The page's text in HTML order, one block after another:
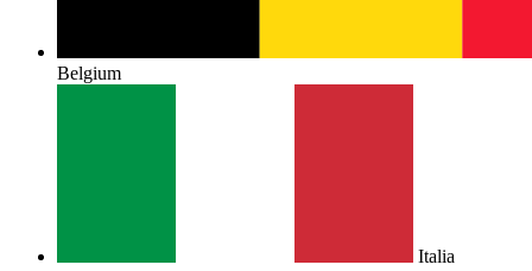
Belgium
Italia